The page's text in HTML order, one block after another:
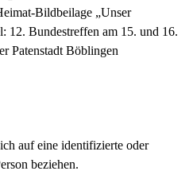
Bildbeilage „Unser
12. Bundestreffen am 15. und 16.
Patenstadt Böblingen
auf eine identifizierte oder
beziehen.